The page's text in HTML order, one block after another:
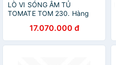
LÒ VI SÓNG ÂM TỦ
TOMATE TOM 230. Hàng
17.070.000 đ